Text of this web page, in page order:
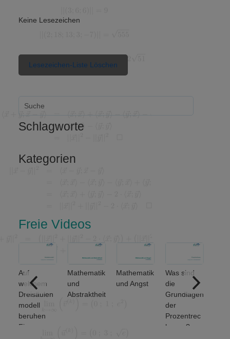
Keine Lesezeichen
Lesezeichen-Liste Löschen
Schlagworte
Kategorien
Freie Videos
Auf
welchem
Dreisäulen
modell
beruhen
Finanz-
Mathematik
und
Abstraktheit
Mathematik
und Angst
Was sind
die
Grundlagen
der
Prozentrec
hnung?